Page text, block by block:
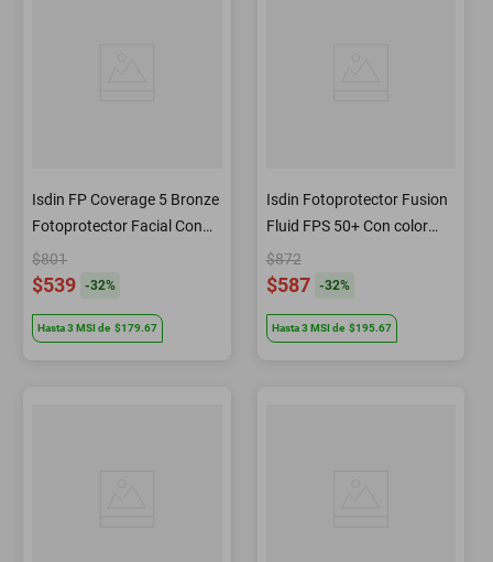
Isdin FP Coverage 5 Bronze
Fotoprotector Facial Con
Color SPF50 30 ml
$801
$539 -32%
Hasta3 MSIde $179.67
Isdin Fotoprotector Fusion
Fluid FPS 50+ Con color
para piel sensible 50 ml
$872
$587 -32%
Hasta3 MSIde $195.67